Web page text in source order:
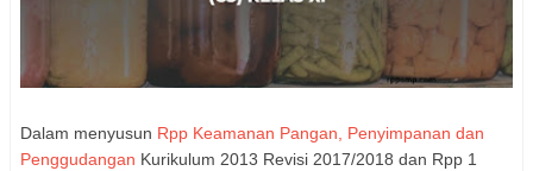
Dalam menyusun Rpp Keamanan Pangan, Penyimpanan dan
Penggudangan Kurikulum 2013 Revisi 2017/2018 dan Rpp 1